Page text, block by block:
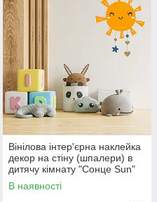
Вінілова інтер'єрна наклейка
декор на стіну (шпалери) в
дитячу кімнату "Сонце Sun"
самоклеюча з Оракалу
В наявності